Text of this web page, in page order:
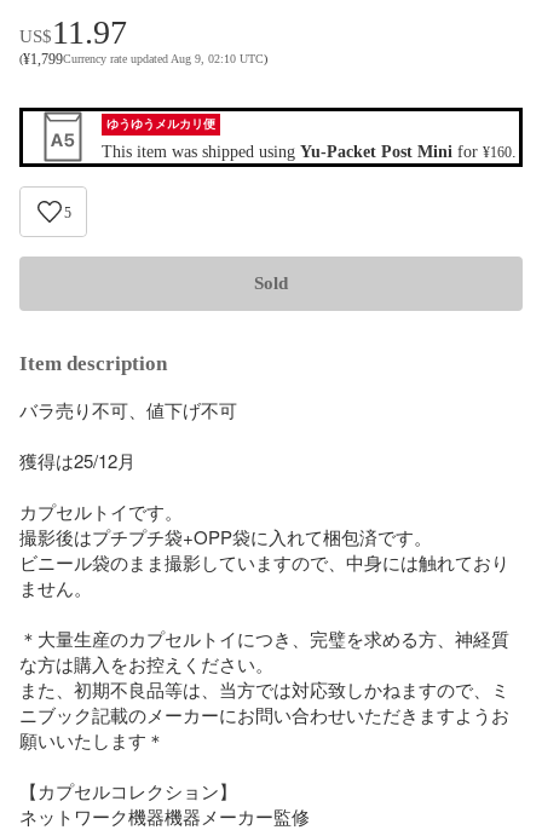
US$11.97
(¥1,799Currency rate updated Aug 9, 02:10 UTC)
ゆうゆうメルカリ便
This item was shipped using Yu-Packet Post Mini for ¥160
5
Sold
Item description
バラ売り不可、値下げ不可
獲得は25/12月
カプセルトイです。
撮影後はプチプチ袋+OPP袋に入れて梱包済です。
ビニール袋のまま撮影していますので、中身には触れており
ません。
＊大量生産のカプセルトイにつき、完璧を求める方、神経質
な方は購入をお控えください。
また、初期不良品等は、当方では対応致しかねますので、ミ
ニブック記載のメーカーにお問い合わせいただきますようお
願いいたします＊
【カプセルコレクション】
ネットワーク機器機器メーカー監修